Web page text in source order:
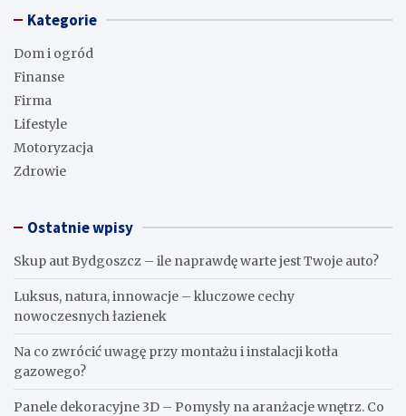
Kategorie
Dom i ogród
Finanse
Firma
Lifestyle
Motoryzacja
Zdrowie
Ostatnie wpisy
Skup aut Bydgoszcz – ile naprawdę warte jest Twoje auto?
Luksus, natura, innowacje – kluczowe cechy
nowoczesnych łazienek
Na co zwrócić uwagę przy montażu i instalacji kotła
gazowego?
Panele dekoracyjne 3D – Pomysły na aranżacje wnętrz. Co